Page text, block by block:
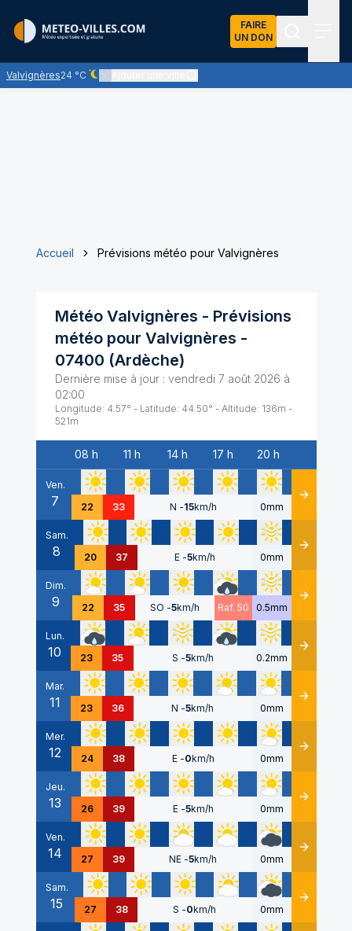
FAIRE
UN DON
Valvignères24 °C
Ciel dégagé - quasiment pas de nuages
Accueil Prévisions météo pour Valvignères
Météo Valvignères - Prévisions
météo pour Valvignères -
07400 (Ardèche)
Dernière mise à jour : vendredi 7 août 2026 à
02:00
Longitude: 4.57° - Latitude: 44.50° - Altitude: 136m -
521m
Date
08 h 11 h 14 h 17 h 20 h
Ven.
7 22 33 N -15km/h 0mm Détails
Sam.
8 20 37 E -5km/h 0mm Détails
Dim.
9 22 35 SO -5km/h Raf. 50 0.5mm Détails
Lun.
10 23 35 S -5km/h 0.2mm Détails
Mar.
11 23 36 N -5km/h 0mm Détails
Mer.
12 24 38 E -0km/h 0mm Détails
Jeu.
13 26 39 E -5km/h 0mm Détails
Ven.
14 27 39 NE -5km/h 0mm Détails
Sam.
15 27 38 S -0km/h 0mm Détails